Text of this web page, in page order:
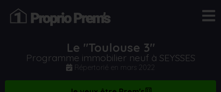
Le "Toulouse 3"
Programme immobilier neuf à SEYSSES
Répertorié en mars 2022